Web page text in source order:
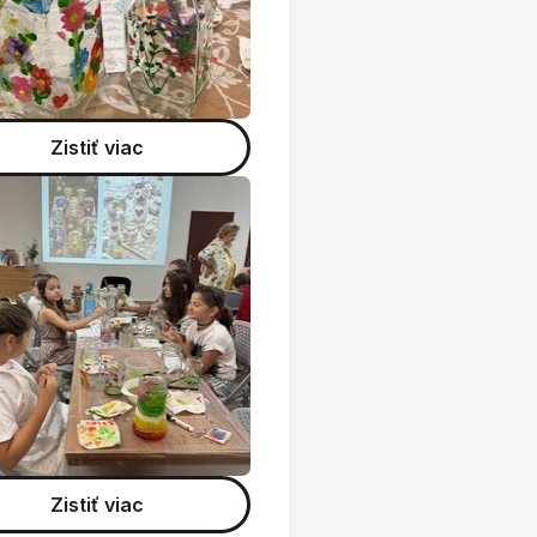
noci, tvorivé dielne
Zistiť viac
Zistiť viac